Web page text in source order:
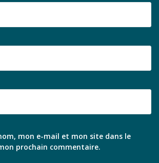
mon e-mail et mon site dans le
prochain commentaire.